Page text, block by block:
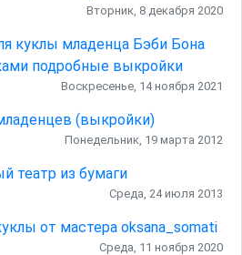
Вторник, 8 декабря 2020
куклы младенца Бэби Бона
подробные выкройки
Воскресенье, 14 ноября 2021
(выкройки)
Понедельник, 19 марта 2012
театр из бумаги
Среда, 24 июля 2013
от мастера oksana_somati
Среда, 11 ноября 2020